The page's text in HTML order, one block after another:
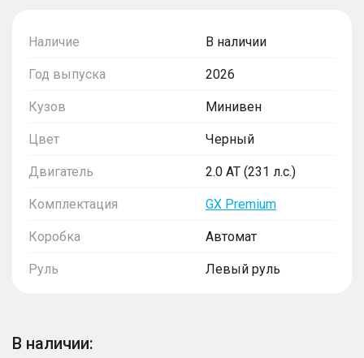
Наличие В наличии
Год выпуска 2026
Кузов Минивен
Цвет Черный
Двигатель 2.0 AT (231 л.с.)
Комплектация GX Premium
Коробка Автомат
Руль Левый руль
В наличии: